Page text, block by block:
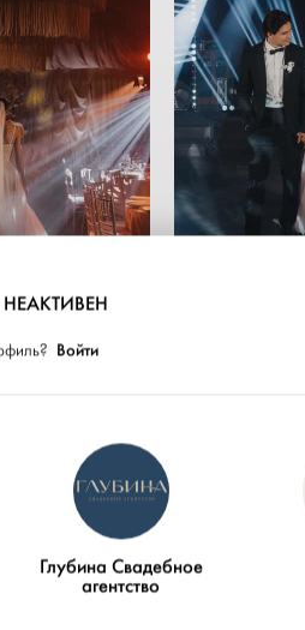
Войти
Глубина Свадебное
агентство